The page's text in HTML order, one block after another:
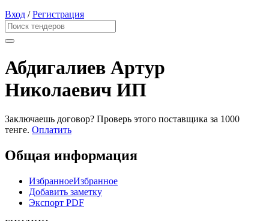
Вход /Регистрация
Абдигалиев Артур
Николаевич ИП
Заключаешь договор? Проверь этого поставщика за 1000
тенге. Оплатить
Общая информация
ИзбранноеИзбранное
Добавить заметку
Экспорт PDF